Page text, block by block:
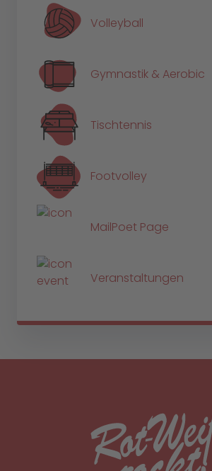
Volleyball
Gymnastik & Aerobic
Tischtennis
Footvolley
MailPoet Page
Veranstaltungen